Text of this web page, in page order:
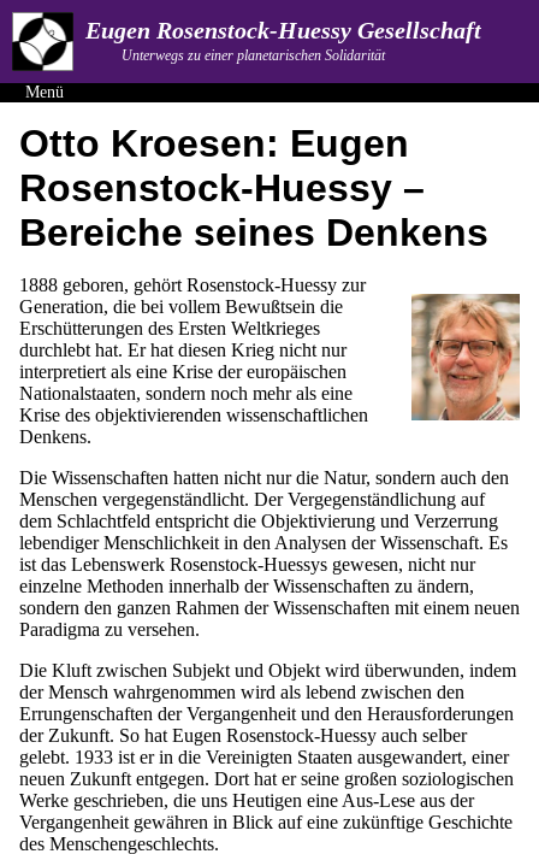
Eugen Rosenstock-Huessy Gesellschaft
Unterwegs zu einer planetarischen Solidarität
Menü
Otto Kroesen: Eugen
Rosenstock-Huessy –
Bereiche seines Denkens
1888 geboren, gehört Rosenstock-Huessy zur
Generation, die bei vollem Bewußtsein die
Erschütterungen des Ersten Weltkrieges
durchlebt hat. Er hat diesen Krieg nicht nur
interpretiert als eine Krise der europäischen
Nationalstaaten, sondern noch mehr als eine
Krise des objektivierenden wissenschaftlichen
Denkens.
Die Wissenschaften hatten nicht nur die Natur, sondern auch den
Menschen vergegenständlicht. Der Vergegenständlichung auf
dem Schlachtfeld entspricht die Objektivierung und Verzerrung
lebendiger Menschlichkeit in den Analysen der Wissenschaft. Es
ist das Lebenswerk Rosenstock-Huessys gewesen, nicht nur
einzelne Methoden innerhalb der Wissenschaften zu ändern,
sondern den ganzen Rahmen der Wissenschaften mit einem neuen
Paradigma zu versehen.
Die Kluft zwischen Subjekt und Objekt wird überwunden, indem
der Mensch wahrgenommen wird als lebend zwischen den
Errungenschaften der Vergangenheit und den Herausforderungen
der Zukunft. So hat Eugen Rosenstock-Huessy auch selber
gelebt. 1933 ist er in die Vereinigten Staaten ausgewandert, einer
neuen Zukunft entgegen. Dort hat er seine großen soziologischen
Werke geschrieben, die uns Heutigen eine Aus-Lese aus der
Vergangenheit gewähren in Blick auf eine zukünftige Geschichte
des Menschengeschlechts.